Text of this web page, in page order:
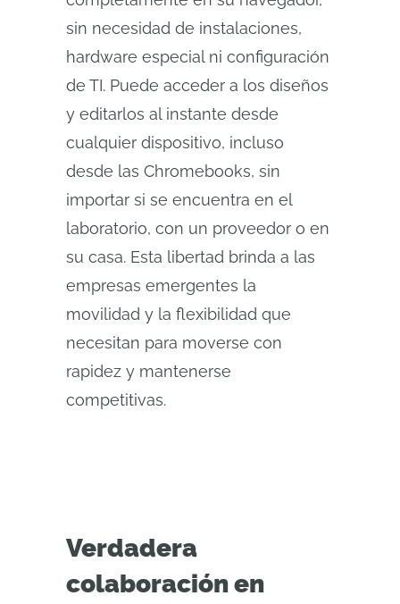
sin necesidad de instalaciones,
hardware especial ni configuración
de TI. Puede acceder a los diseños
y editarlos al instante desde
cualquier dispositivo, incluso
desde las Chromebooks, sin
importar si se encuentra en el
laboratorio, con un proveedor o en
su casa. Esta libertad brinda a las
empresas emergentes la
movilidad y la flexibilidad que
necesitan para moverse con
rapidez y mantenerse
competitivas.
Verdadera
colaboración en